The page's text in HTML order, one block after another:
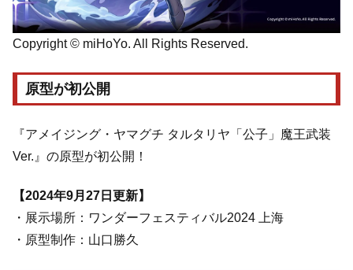
Copyright © miHoYo. All Rights Reserved.
原型が初公開
『アメイジング・ヤマグチ タルタリヤ「公子」魔王武装
Ver.』の原型が初公開！
【2024年9月27日更新】
・展示場所：ワンダーフェスティバル2024 上海
・原型制作：山口勝久